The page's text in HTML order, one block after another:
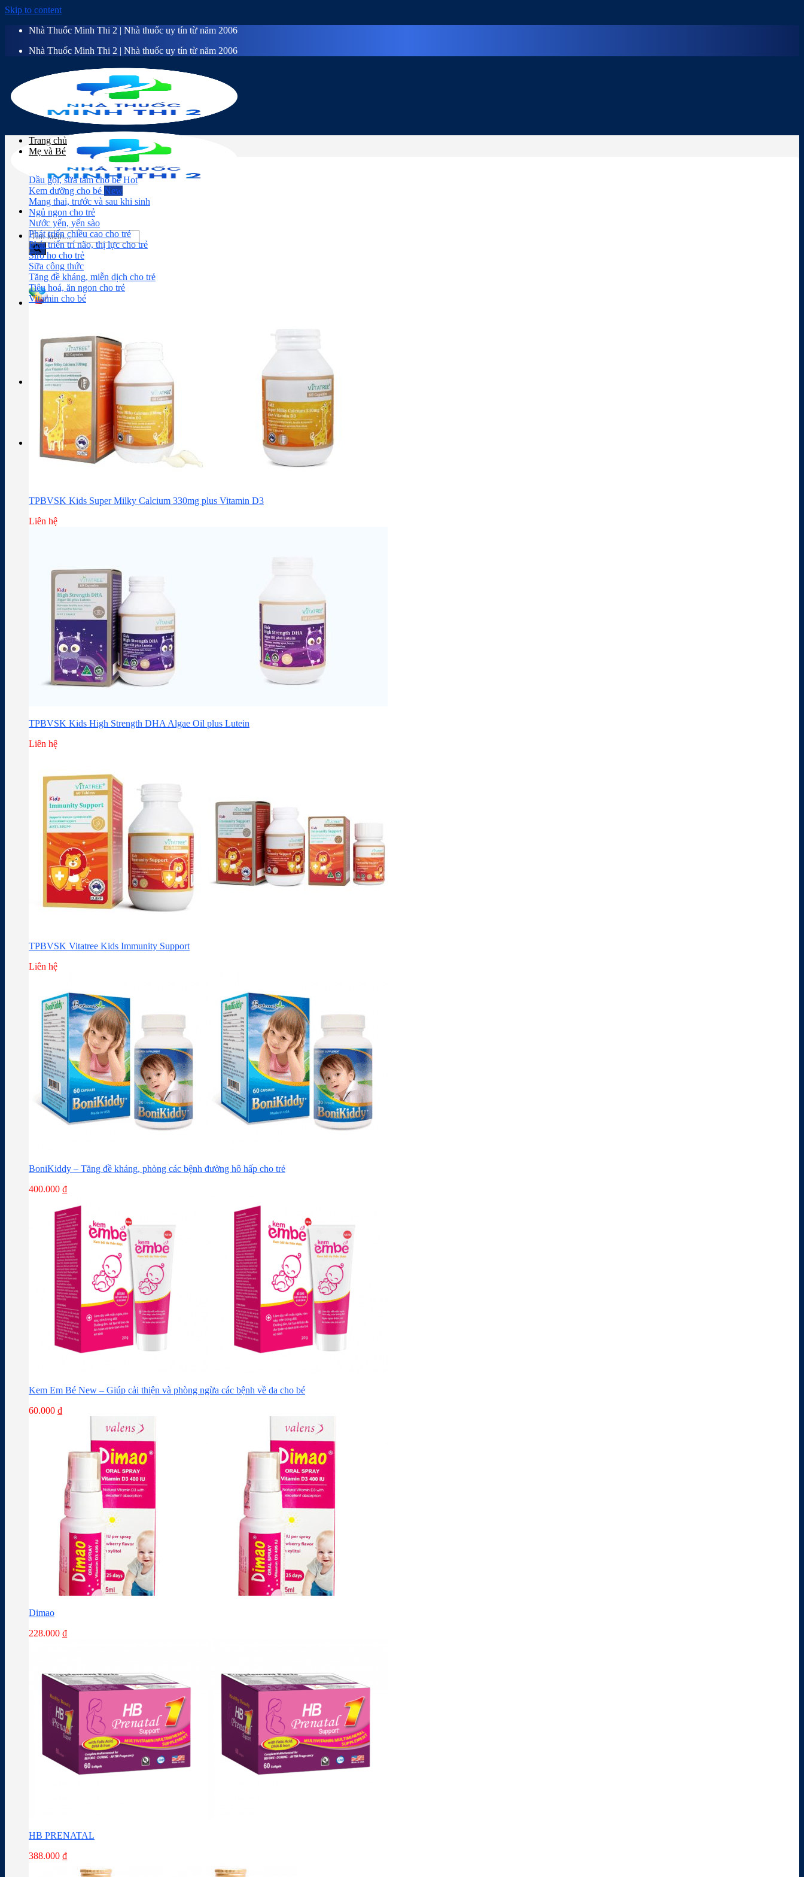
Skip to content
Nhà Thuốc Minh Thi 2 | Nhà thuốc uy tín từ năm 2006
Nhà Thuốc Minh Thi 2 | Nhà thuốc uy tín từ năm 2006
Sữa công thức Đồ dùng cho bé
Thành phần thuốc
Giỏ hàng
Giỏ hàng
Chưa có sản phẩm trong giỏ hàng.
Trang chủ
Mẹ và Bé
Dầu gội, sữa tắm cho bé
Kem dưỡng cho bé
Mang thai, trước và sau khi sinh
Ngủ ngon cho trẻ
Nước yến, yến sào
Phát triển chiều cao cho trẻ
Phát triển trí não, thị lực cho trẻ
Siro ho cho trẻ
Sữa công thức
Tăng đề kháng, miễn dịch cho trẻ
Tiêu hoá, ăn ngon cho trẻ
Vitamin cho bé
TPBVSK Kids Super Milky Calcium 330mg plus Vitamin D3
Liên hệ
TPBVSK Kids High Strength DHA Algae Oil plus Lutein
Liên hệ
TPBVSK Vitatree Kids Immunity Support
Liên hệ
BoniKiddy – Tăng đề kháng, phòng các bệnh đường hô hấp cho trẻ
400.000 ₫
Kem Em Bé New – Giúp cải thiện và phòng ngừa các bệnh về da cho bé
60.000 ₫
Dimao
228.000 ₫
HB PRENATAL
388.000 ₫